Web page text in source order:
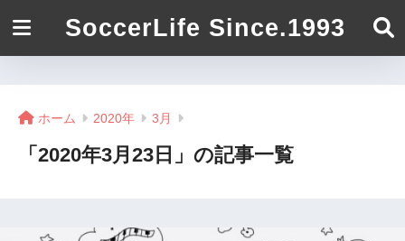
SoccerLife Since.1993
ホーム 2020年 3月
「2020年3月23日」の記事一覧